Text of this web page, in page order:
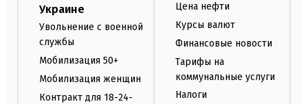
Украине
Увольнение с военной
службы
Мобилизация 50+
Мобилизация женщин
Контракт для 18-24-
Цена нефти
Курсы валют
Финансовые новости
Тарифы на
коммунальные услуги
Налоги